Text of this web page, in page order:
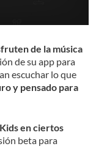
de la música
de su app para
escuchar lo que
y pensado para
en ciertos
beta para